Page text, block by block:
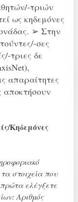
τριών
ως κηδεμόνες
➢ Στην
σες
τριες δε
απαραίτητες
αποκτήσουν
Κηδεμόνες
στοιχεία που
ελέγξετε
Αριθμός